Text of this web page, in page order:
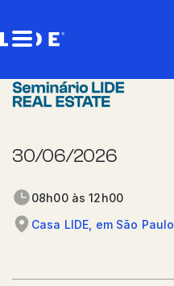
30/06/2026
08h00 às 12h00
Casa LIDE, em São Paulo